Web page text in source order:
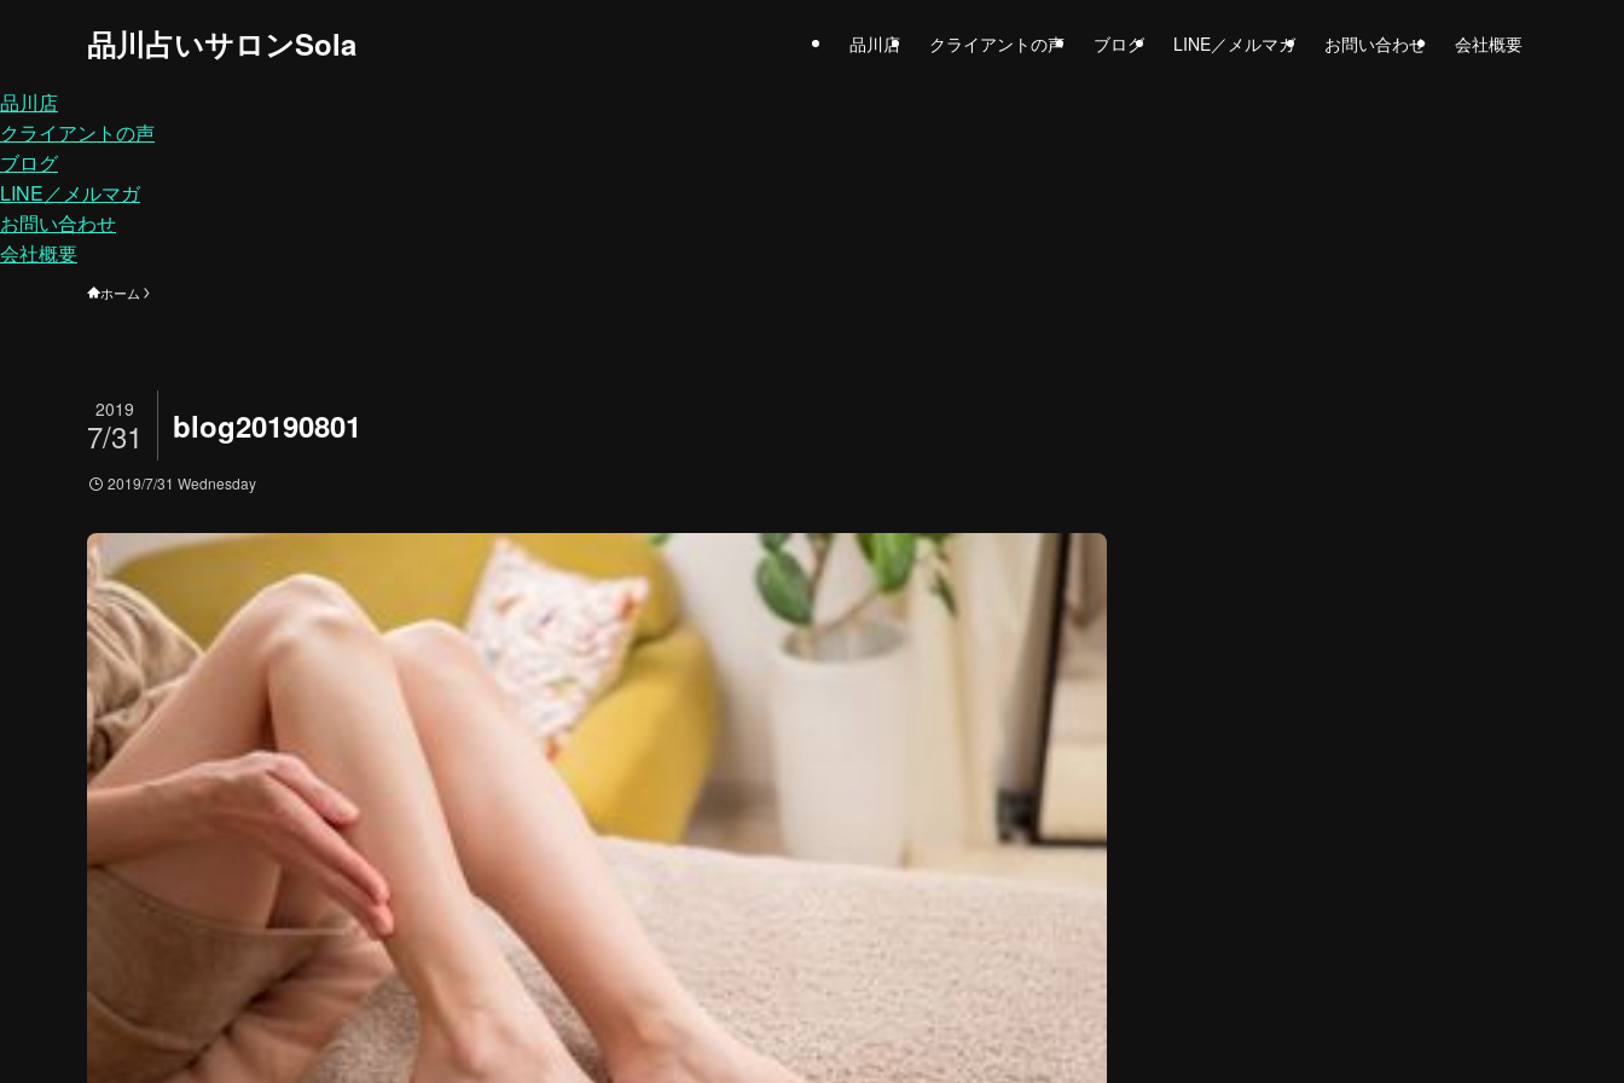
品川占いサロンSola 品川店 クライアントの声 ブログ LINE／メルマガ お問い合わせ 会社概要
品川店
クライアントの声
ブログ
LINE／メルマガ
お問い合わせ
会社概要
ホーム
blog20190801
2019
7/31
2019/7/31 Wednesday